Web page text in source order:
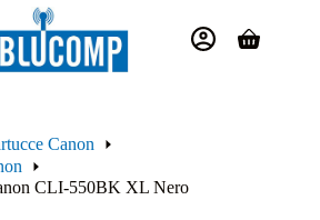
Carrello
Canon
CLI-550BK XL Nero